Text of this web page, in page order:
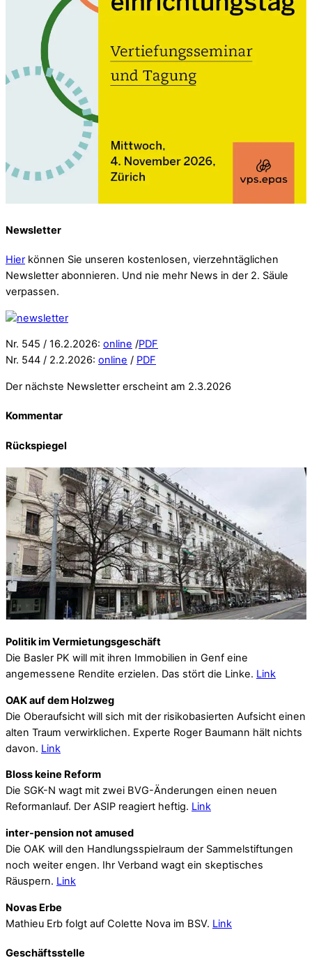
Newsletter
Hier können Sie unseren kostenlosen, vierzehntäglichen
Newsletter abonnieren. Und nie mehr News in der 2. Säule
verpassen.
Nr. 545 / 16.2.2026: online /PDF
Nr. 544 / 2.2.2026: online / PDF
Der nächste Newsletter erscheint am 2.3.2026
Kommentar
Rückspiegel
Politik im Vermietungsgeschäft
Die Basler PK will mit ihren Immobilien in Genf eine
angemessene Rendite erzielen. Das stört die Linke. Link
OAK auf dem Holzweg
Die Oberaufsicht will sich mit der risikobasierten Aufsicht einen
alten Traum verwirklichen. Experte Roger Baumann hält nichts
davon. Link
Bloss keine Reform
Die SGK-N wagt mit zwei BVG-Änderungen einen neuen
Reformanlauf. Der ASIP reagiert heftig. Link
inter-pension not amused
Die OAK will den Handlungsspielraum der Sammelstiftungen
noch weiter engen. Ihr Verband wagt ein skeptisches
Räuspern. Link
Novas Erbe
Mathieu Erb folgt auf Colette Nova im BSV. Link
Geschäftsstelle